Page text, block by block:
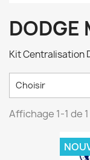
DODGE
Kit Centralisation
Choisir
Affichage 1-1 de